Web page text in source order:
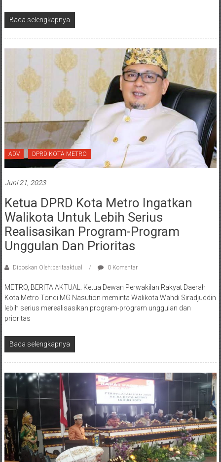
Baca selengkapnya
ADV DPRD KOTA METRO
Juni 21, 2023
Ketua DPRD Kota Metro Ingatkan
Walikota Untuk Lebih Serius
Realisasikan Program-Program
Unggulan Dan Prioritas
Diposkan Oleh:beritaaktual 0 Komentar
METRO, BERITA AKTUAL. Ketua Dewan Perwakilan Rakyat Daerah
Kota Metro Tondi MG Nasution meminta Walikota Wahdi Siradjuddin
lebih serius merealisasikan program-program unggulan dan
prioritas
Baca selengkapnya